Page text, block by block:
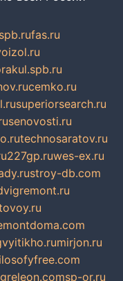
fas.ru
cemko.ru
superiorsearch.ru
senovosti.ru
technosaratov.ru
227gp.ruwes-ex.ru
stroy-db.com
vyitikho.rumirjon.ru
greleon.comsp-or.ru